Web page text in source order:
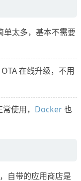
单太多，基本不需要
在线升级，不用
使用， Docker也
自带的应用商店是